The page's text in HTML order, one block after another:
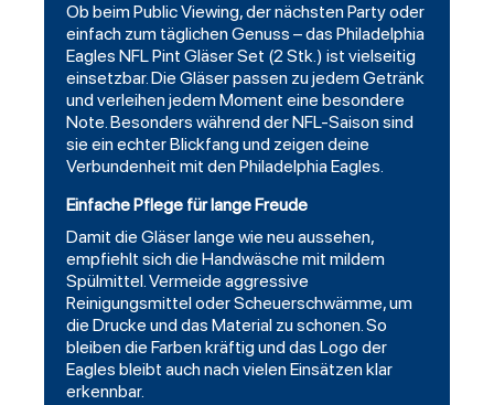
Ob beim Public Viewing, der nächsten Party oder
einfach zum täglichen Genuss – das Philadelphia
Eagles NFL Pint Gläser Set (2 Stk.) ist vielseitig
einsetzbar. Die Gläser passen zu jedem Getränk
und verleihen jedem Moment eine besondere
Note. Besonders während der NFL-Saison sind
sie ein echter Blickfang und zeigen deine
Verbundenheit mit den Philadelphia Eagles.
Einfache Pflege für lange Freude
Damit die Gläser lange wie neu aussehen,
empfiehlt sich die Handwäsche mit mildem
Spülmittel. Vermeide aggressive
Reinigungsmittel oder Scheuerschwämme, um
die Drucke und das Material zu schonen. So
bleiben die Farben kräftig und das Logo der
Eagles bleibt auch nach vielen Einsätzen klar
erkennbar.